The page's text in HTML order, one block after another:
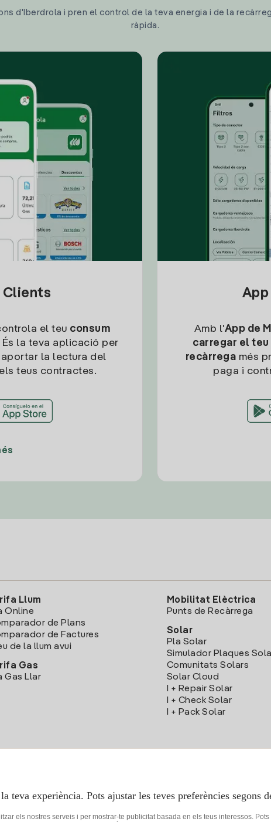
d'Iberdrola i pren el control de la teva energia i de la
ràpida.
Clients
el teu consum
És la teva aplicació per
aportar la lectura del
teus contractes.
Amb l'App de
carregar el
recàrrega més
paga i
Llum
Online
de Plans
de Factures
de la llum avui
Gas
Gas Llar
Mobilitat Elèctrica
Punts de Recàrrega
Solar
Pla Solar
Simulador Plaques
Comunitats Solars
Solar Cloud
I + Repair Solar
I + Check Solar
I + Pack Solar
teva experiència. Pots ajustar les teves preferències segons
els nostres serveis i per mostrar-te publicitat basada en els teus interessos.